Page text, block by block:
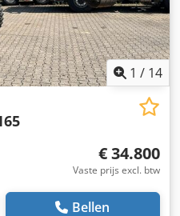
1 / 14
€ 34.800
Vaste prijs excl. btw
Bellen